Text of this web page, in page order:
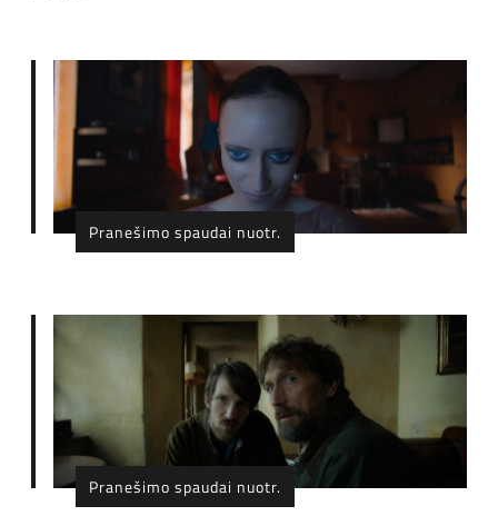
Pranešimo spaudai nuotr.
Pranešimo spaudai nuotr.